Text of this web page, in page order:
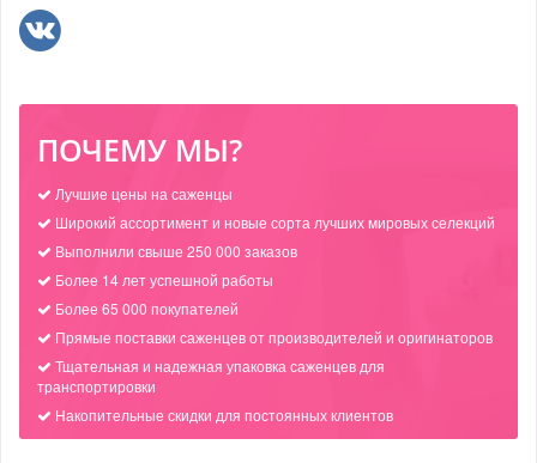
ПОЧЕМУ МЫ?
Лучшие цены на саженцы
Широкий ассортимент и новые сорта лучших мировых селекций
Выполнили свыше 250 000 заказов
Более 14 лет успешной работы
Более 65 000 покупателей
Прямые поставки саженцев от производителей и оригинаторов
Тщательная и надежная упаковка саженцев для
транспортировки
Накопительные скидки для постоянных клиентов